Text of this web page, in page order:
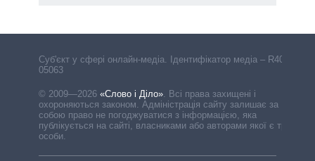
Cуб'єкт у сфері онлайн-медіа. Ідентифікатор медіа – R40-
05063
© 2009—2026 «Слово і Діло». Всі права захищені і
охороняються законом. Адміністрація сайту залишає за
собою право не погоджуватися з інформацією, яка
публікується на сайті, власниками або авторами якої є треті
особи.